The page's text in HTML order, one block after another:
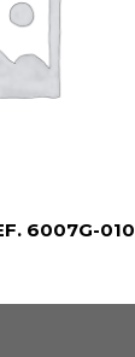
6007G-010